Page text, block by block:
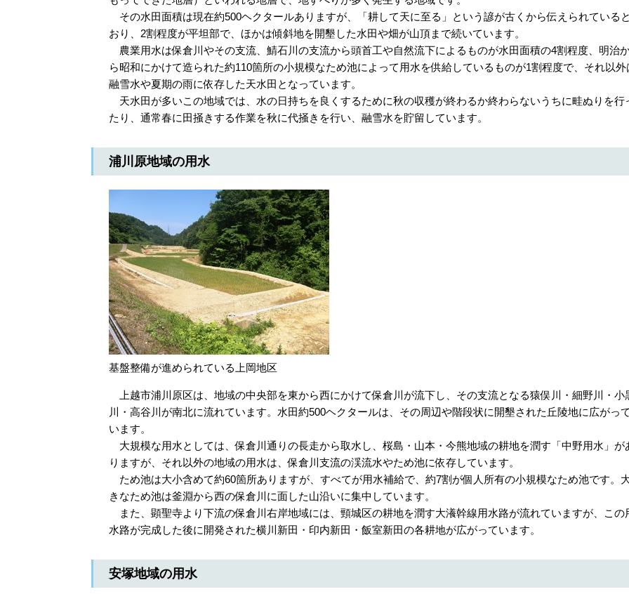
その水田面積は現在約500ヘクタールありますが、「耕して天に至る」という諺が古くから伝えられていると
おり、2割程度が平坦部で、ほかは傾斜地を開墾した水田や畑が山頂まで続いています。
農業用水は保倉川やその支流、鯖石川の支流から頭首工や自然流下によるものが水田面積の4割程度、明治
ら昭和にかけて造られた約110箇所の小規模なため池によって用水を供給しているものが1割程度で、それ以外
融雪水や夏期の雨に依存した天水田となっています。
天水田が多いこの地域では、水の日持ちを良くするために秋の収穫が終わるか終わらないうちに畦ぬりを行
たり、通常春に田掻きする作業を秋に代掻きを行い、融雪水を貯留しています。
浦川原地域の用水
基盤整備が進められている上岡地区
上越市浦川原区は、地域の中央部を東から西にかけて保倉川が流下し、その支流となる猿俣川・細野川・小
川・高谷川が南北に流れています。水田約500ヘクタールは、その周辺や階段状に開墾された丘陵地に広がって
います。
大規模な用水としては、保倉川通りの長走から取水し、桜島・山本・今熊地域の耕地を潤す「中野用水」が
りますが、それ以外の地域の用水は、保倉川支流の渓流水やため池に依存しています。
ため池は大小含めて約60箇所ありますが、すべてが用水補給で、約7割が個人所有の小規模なため池です。
きなため池は釜淵から西の保倉川に面した山沿いに集中しています。
また、顕聖寺より下流の保倉川右岸地域には、頸城区の耕地を潤す大瀁幹線用水路が流れていますが、この
水路が完成した後に開発された横川新田・印内新田・飯室新田の各耕地が広がっています。
安塚地域の用水